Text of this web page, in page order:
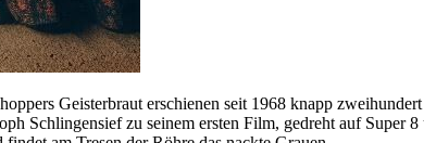
Geisterbraut erschienen seit 1968 knapp
Schlingensief zu seinem ersten Film, gedreht auf